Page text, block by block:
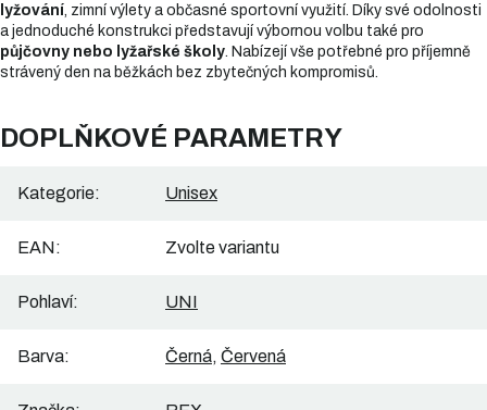
lyžování, zimní výlety a občasné sportovní využití. Díky své odolnosti
a jednoduché konstrukci představují výbornou volbu také pro
půjčovny nebo lyžařské školy. Nabízejí vše potřebné pro příjemně
strávený den na běžkách bez zbytečných kompromisů.
DOPLŇKOVÉ PARAMETRY
Kategorie: Unisex
EAN: Zvolte variantu
Pohlaví: UNI
Barva: Černá, Červená